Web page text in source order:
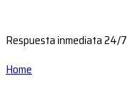
Respuesta inmediata 24/7
Home